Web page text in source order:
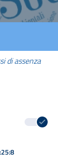
di assenza